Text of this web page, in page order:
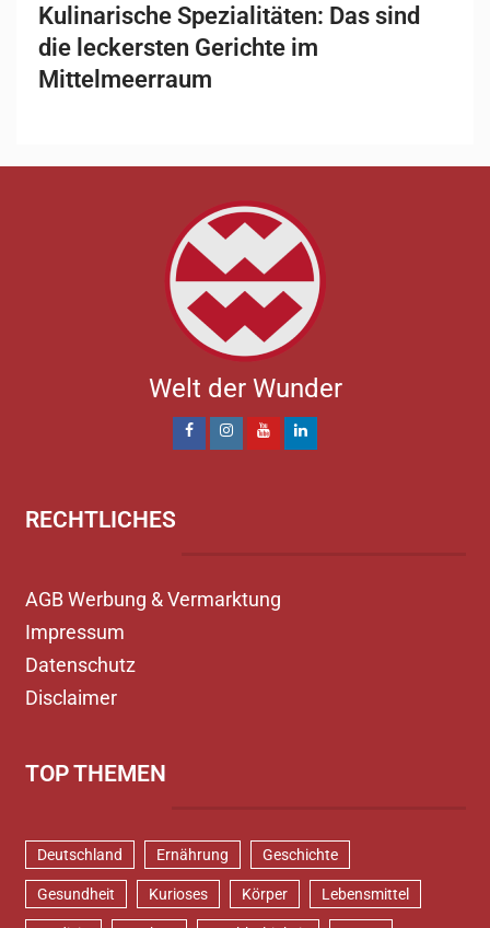
Kulinarische Spezialitäten: Das sind
die leckersten Gerichte im
Mittelmeerraum
Welt der Wunder
RECHTLICHES
AGB Werbung & Vermarktung
Impressum
Datenschutz
Disclaimer
TOP THEMEN
Deutschland Ernährung Geschichte
Gesundheit Kurioses Körper Lebensmittel